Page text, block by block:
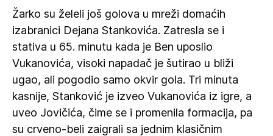
Žarko su želeli još golova u mreži domaćih
izabranici Dejana Stankovića. Zatresla se i
stativa u 65. minutu kada je Ben uposlio
Vukanovića, visoki napadač je šutirao u bliži
ugao, ali pogodio samo okvir gola. Tri minuta
kasnije, Stanković je izveo Vukanovića iz igre, a
uveo Jovičića, čime se i promenila formacija, pa
su crveno-beli zaigrali sa jednim klasičnim